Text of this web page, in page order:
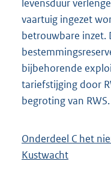
levensduur
vaartuig ingezet
betrouwbare inzet.
bijbehorende
tariefstijging door
begroting van RWS.
Onderdeel C het
Kustwacht